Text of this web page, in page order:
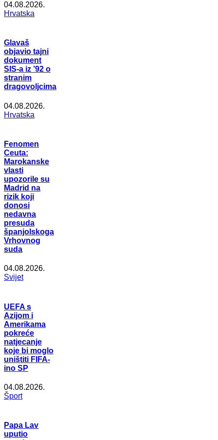
04.08.2026.
Hrvatska
Glavaš
objavio tajni
dokument
SIS-a iz ’92 o
stranim
dragovoljcima
04.08.2026.
Hrvatska
Fenomen
Ceuta:
Marokanske
vlasti
upozorile su
Madrid na
rizik koji
donosi
nedavna
presuda
španjolskoga
Vrhovnog
suda
04.08.2026.
Svijet
UEFA s
Azijom i
Amerikama
pokreće
natjecanje
koje bi moglo
uništiti FIFA-
ino SP
04.08.2026.
Šport
Papa Lav
uputio